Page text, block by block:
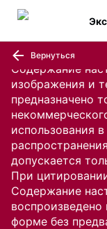
Содержание
изображения и
предназначено
использования
допускается
При
Содержание
форме без
Вернуться